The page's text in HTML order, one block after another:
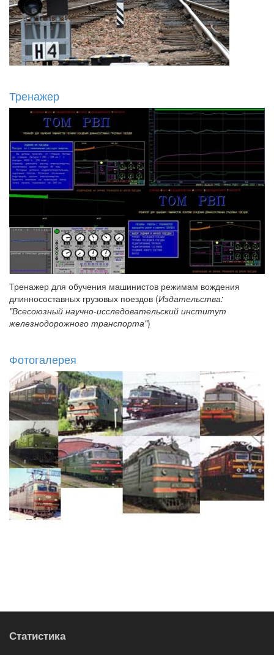
Тренажер
Тренажер для обучения машинистов режимам вождения
длинносоставных грузовых поездов (Издательства:
"Всесоюзный научно-исследовательский институт
железнодорожного транспорта")
Фотогалерея
Статистика